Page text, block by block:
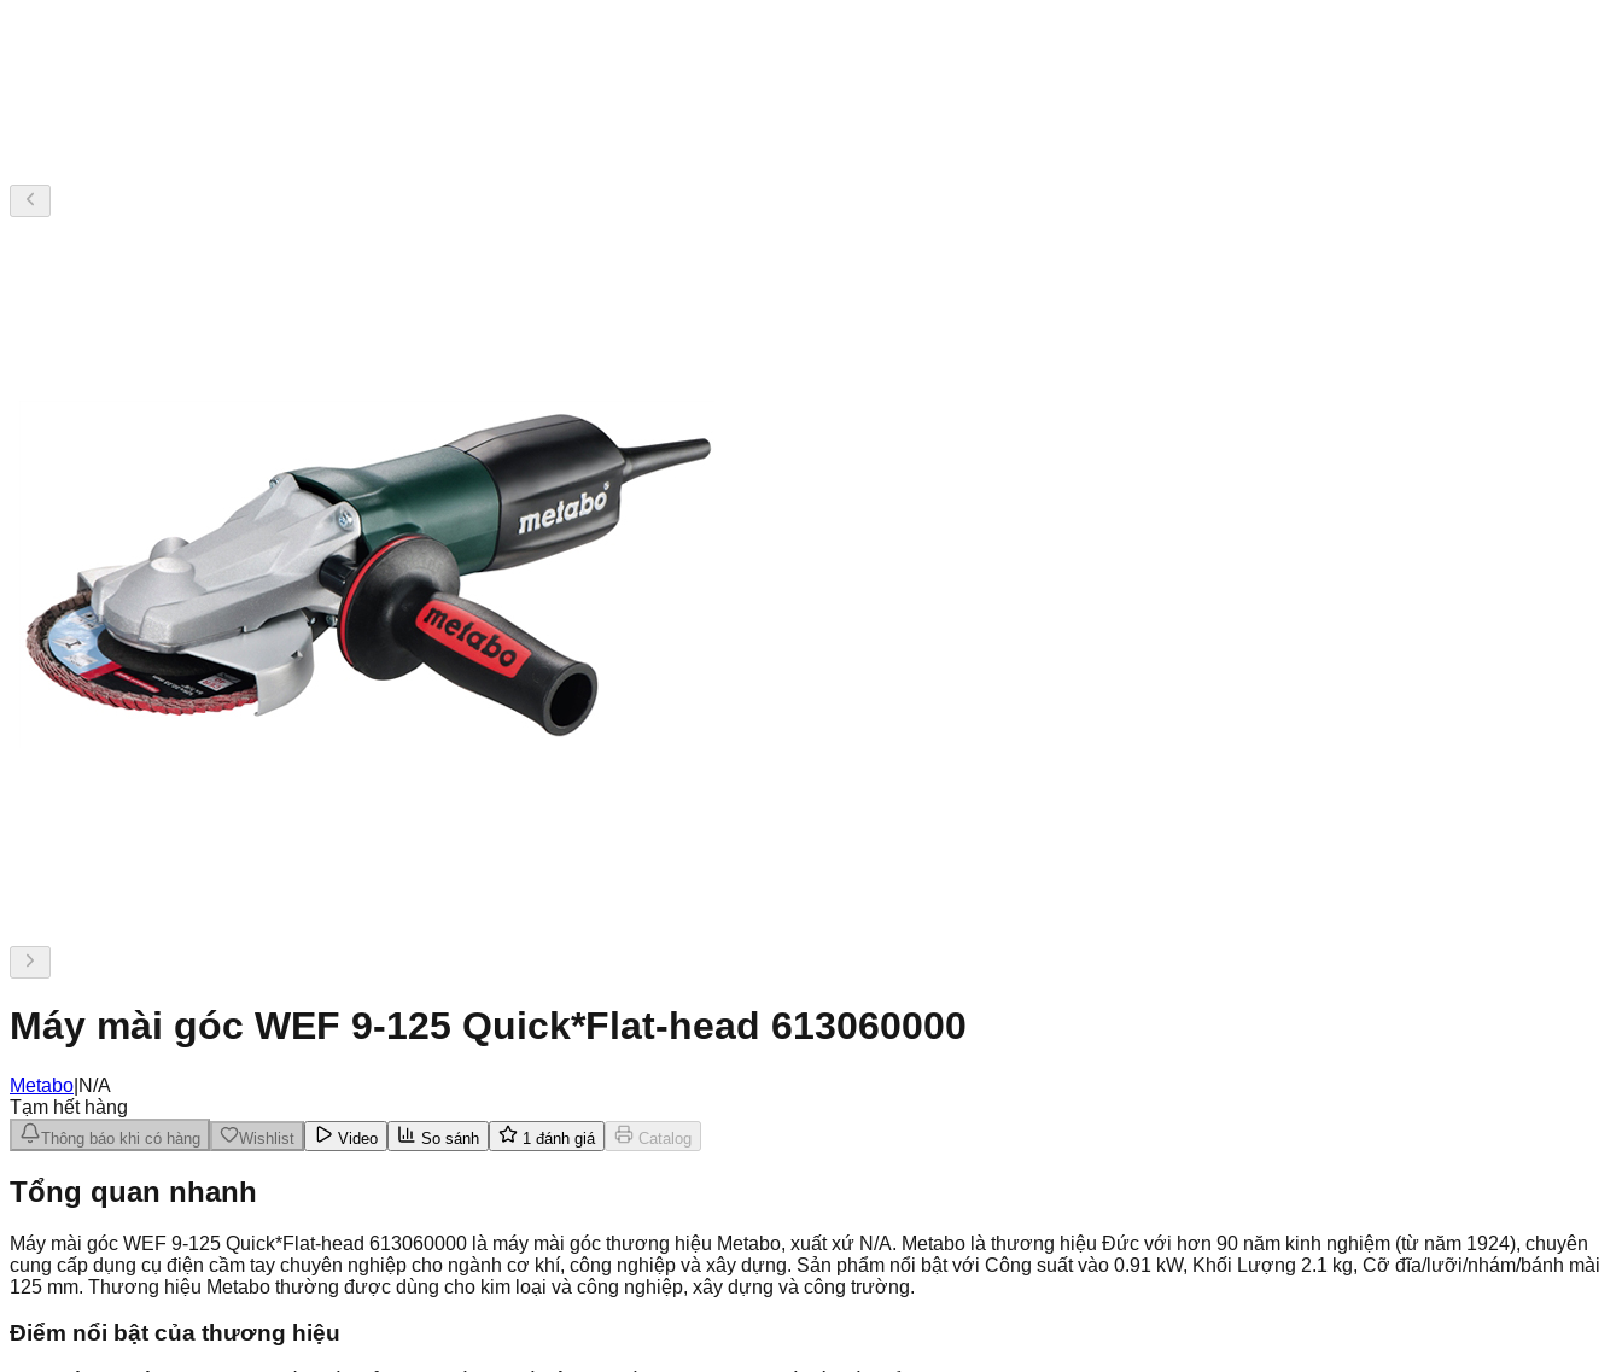
Máy mài góc WEF 9-125 Quick*Flat-head 613060000
Metabo N/A
Tạm hết hàng
Thông báo khi có hàng Wishlist Video So sánh 1 đánh giá Catalog
Tổng quan nhanh
Máy mài góc WEF 9-125 Quick*Flat-head 613060000 là máy mài góc thương hiệu Metabo, xuất xứ N/A. Metabo là thương hiệu Đức với hơn 90 năm kinh nghiệm (từ năm 1924), chuyên
cung cấp dụng cụ điện cầm tay chuyên nghiệp cho ngành cơ khí, công nghiệp và xây dựng. Sản phẩm nổi bật với Công suất vào 0.91 kW, Khối Lượng 2.1 kg, Cỡ đĩa/lưỡi/nhám/bánh mài
125 mm. Thương hiệu Metabo thường được dùng cho kim loại và công nghiệp, xây dựng và công trường.
Điểm nổi bật của thương hiệu